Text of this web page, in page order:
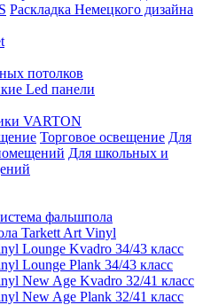
Раскладка Немецкого дизайна
потолков
Led панели
VARTON
Торговое освещение Для
Для школьных и
фальшпола
Tarkett Art Vinyl
Lounge Kvadro 34/43 класс
Lounge Plank 34/43 класс
New Age Kvadro 32/41 класс
New Age Plank 32/41 класс